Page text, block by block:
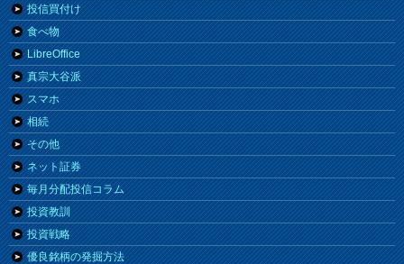
投信買付け
食べ物
LibreOffice
真宗大谷派
スマホ
相続
その他
ネット証券
毎月分配投信コラム
投資教訓
投資戦略
優良銘柄の発掘方法